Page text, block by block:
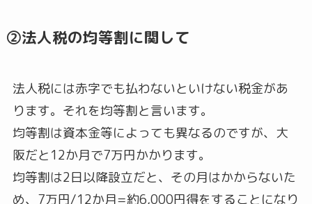
②法人税の均等割に関して
法人税には赤字でも払わないといけない税金があ
ります。それを均等割と言います。
均等割は資本金等によっても異なるのですが、大
阪だと12か月で7万円かかります。
均等割は2日以降設立だと、その月はかからないた
め、7万円/12か月=約6,000円得をすることになり